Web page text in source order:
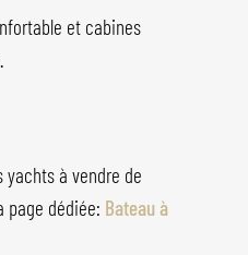
et cabines
yachts à vendre de
page dédiée: Bateau à